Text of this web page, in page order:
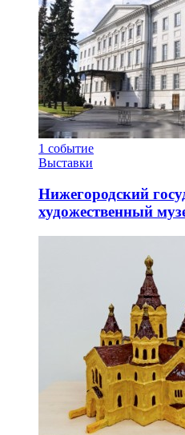
1 событие
Выставки
Нижегородский
художественный